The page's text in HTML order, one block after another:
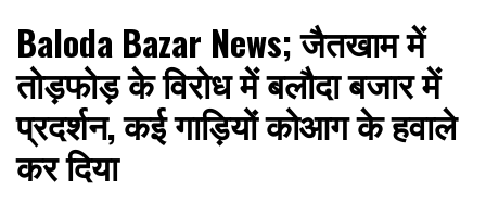
गौरतलब न्यूज
Baloda Bazar News; जैतखाम में
तोड़फोड़ के विरोध में बलौदा बजार में
प्रदर्शन, कई गाड़ियों कोआग के हवाले
कर दिया